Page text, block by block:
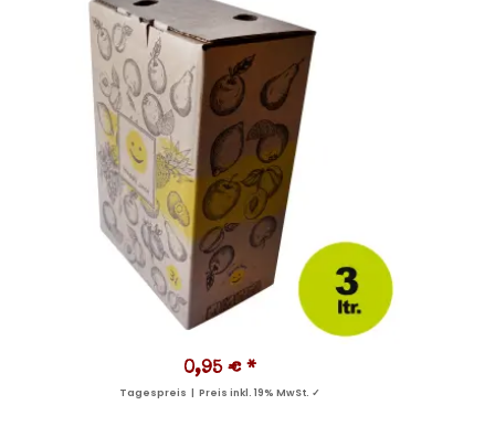
0,95 € *
Tagespreis | Preis inkl. 19% MwSt. ✓